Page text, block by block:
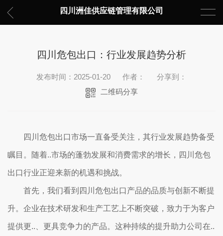
四川洲佳供应链管理有限公司
四川危包出口：行业发展趋势分析
发布时间：2025-01-20 作者：
分享到：
二维码分享
四川危包出口市场一直备受关注，其行业发展趋势备受
瞩目。随着..市场的蓬勃发展和消费需求的增长，四川危包
出口行业正迎来新的机遇和挑战。
首先，我们看到四川危包出口产品的品质与创新不断提
升。企业在技术研发和生产工艺上不断突破，致力于为客户
提供更..、更具竞争力的产品。这种持续的提升助力公司在..